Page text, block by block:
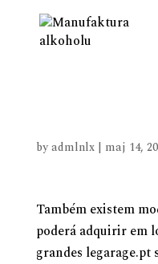
byadmlnlx| maj 14,
Também existem
poderá adquirir em
grandes